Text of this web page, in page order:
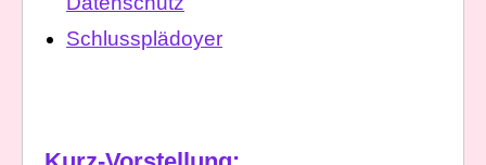
Schlussplädoyer